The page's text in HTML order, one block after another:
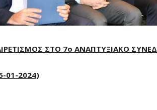
ΣΤΟ 7ο ΑΝΑΠΤΥΞΙΑΚΟ
01-2024)